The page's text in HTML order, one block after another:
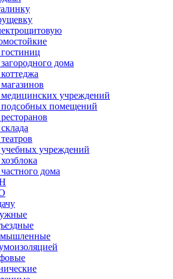
дома
учреждений
подсобных помещений
учреждений
дома